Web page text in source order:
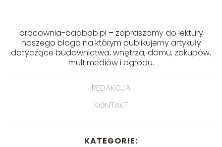
pracownia-baobab.pl – zapraszamy do lektury
naszego bloga na którym publikujemy artykuły
dotyczące budownictwa, wnętrza, domu, zakupów,
multimediów i ogrodu.
REDAKCJA
KONTAKT
KATEGORIE: